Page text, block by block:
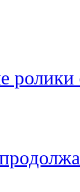
ролики